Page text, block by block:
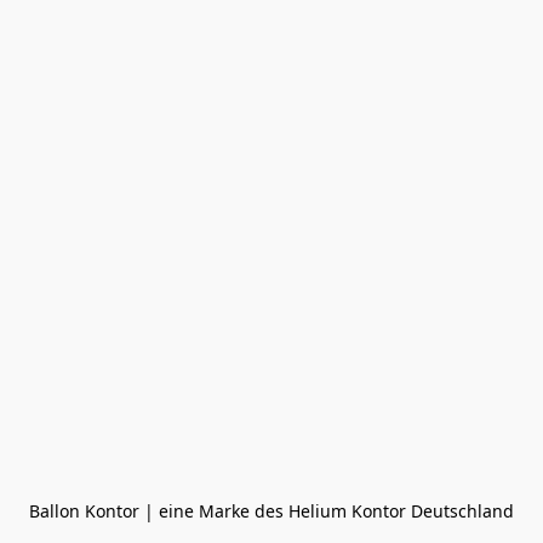
Ballon Kontor | eine Marke des Helium Kontor Deutschland